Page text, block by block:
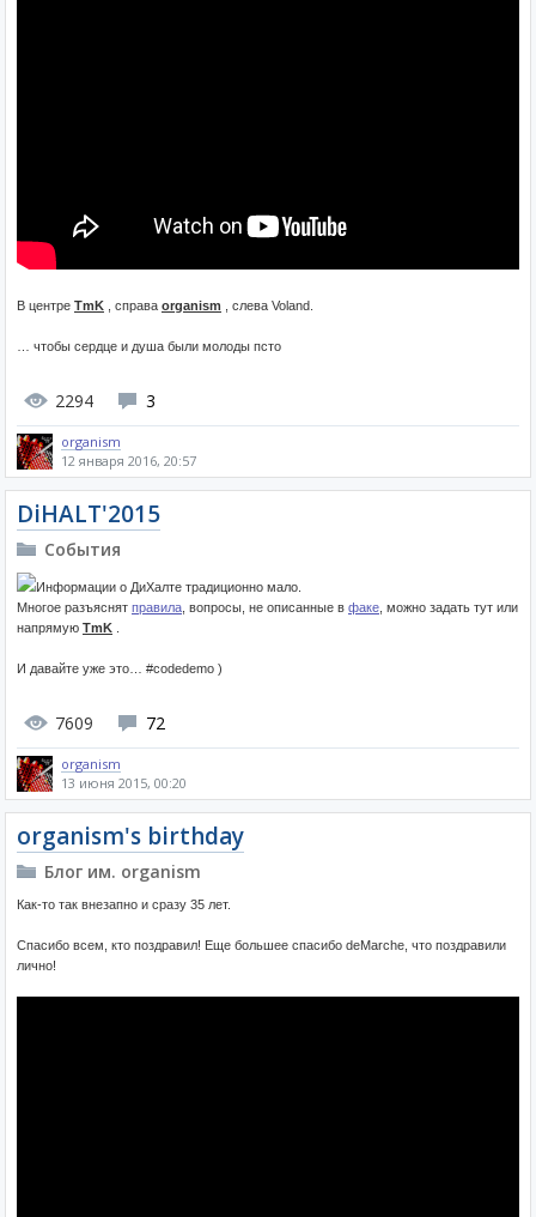
В центре TmK , справа organism , слева Voland.
… чтобы сердце и душа были молоды псто
2294 3
organism
12 января 2016, 20:57
DiHALT'2015
События
Информации о ДиХалте традиционно мало.
Многое разъяснят правила , вопросы, не описанные в факе , можно задать тут или
напрямую TmK
И давайте уже это… #codedemo )
7609 72
organism
13 июня 2015, 00:20
organism's birthday
Блог им. organism
Как-то так внезапно и сразу 35 лет.
Спасибо всем, кто поздравил! Еще большее спасибо deMarche, что поздравили
лично!